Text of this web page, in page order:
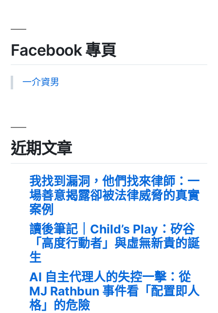
Facebook 專頁
一介資男
近期文章
我找到漏洞，他們找來律師：一
場善意揭露卻被法律威脅的真實
案例
讀後筆記｜Child’s Play：矽谷
「高度行動者」與虛無新貴的誕
生
AI 自主代理人的失控一擊：從
MJ Rathbun 事件看「配置即人
格」的危險